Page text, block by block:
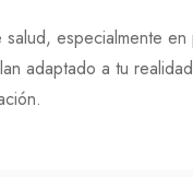
especialmente
adaptado a tu